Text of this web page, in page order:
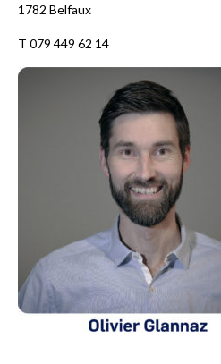
1782 Belfaux
T 079 449 62 14